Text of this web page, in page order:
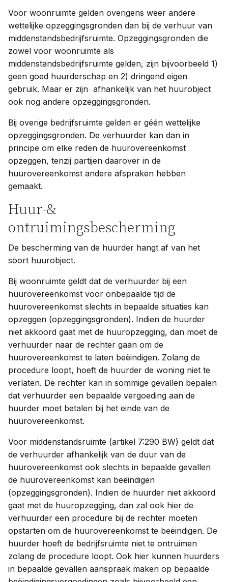
Voor woonruimte gelden overigens weer andere
wettelijke opzeggingsgronden dan bij de verhuur van
middenstandsbedrijfsruimte. Opzeggingsgronden die
zowel voor woonruimte als
middenstandsbedrijfsruimte gelden, zijn bijvoorbeeld 1)
geen goed huurderschap en 2) dringend eigen
gebruik. Maar er zijn afhankelijk van het huurobject
ook nog andere opzeggingsgronden.
Bij overige bedrijfsruimte gelden er géén wettelijke
opzeggingsgronden. De verhuurder kan dan in
principe om elke reden de huurovereenkomst
opzeggen, tenzij partijen daarover in de
huurovereenkomst andere afspraken hebben
gemaakt.
Huur-&
ontruimingsbescherming
De bescherming van de huurder hangt af van het
soort huurobject.
Bij woonruimte geldt dat de verhuurder bij een
huurovereenkomst voor onbepaalde tijd de
huurovereenkomst slechts in bepaalde situaties kan
opzeggen (opzeggingsgronden). Indien de huurder
niet akkoord gaat met de huuropzegging, dan moet de
verhuurder naar de rechter gaan om de
huurovereenkomst te laten beëindigen. Zolang de
procedure loopt, hoeft de huurder de woning niet te
verlaten. De rechter kan in sommige gevallen bepalen
dat verhuurder een bepaalde vergoeding aan de
huurder moet betalen bij het einde van de
huurovereenkomst.
Voor middenstandsruimte (artikel 7:290 BW) geldt dat
de verhuurder afhankelijk van de duur van de
huurovereenkomst ook slechts in bepaalde gevallen
de huurovereenkomst kan beëindigen
(opzeggingsgronden). Indien de huurder niet akkoord
gaat met de huuropzegging, dan zal ook hier de
verhuurder een procedure bij de rechter moeten
opstarten om de huurovereenkomst te beëindigen. De
huurder hoeft de bedrijfsruimte niet te ontruimen
zolang de procedure loopt. Ook hier kunnen huurders
in bepaalde gevallen aanspraak maken op bepaalde